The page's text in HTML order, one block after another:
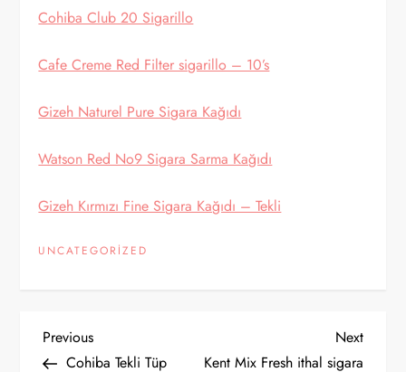
Cohiba Club 20 Sigarillo
Cafe Creme Red Filter sigarillo – 10’s
Gizeh Naturel Pure Sigara Kağıdı
Watson Red No9 Sigara Sarma Kağıdı
Gizeh Kırmızı Fine Sigara Kağıdı – Tekli
UNCATEGORIZED
Y
Previous
Post
Previous
Cohiba Tekli Tüp
Next
Post
Next
Kent Mix Fresh ithal sigara